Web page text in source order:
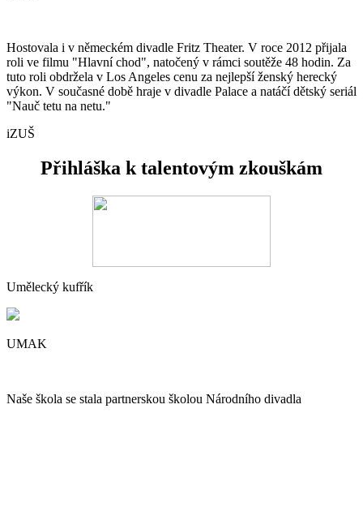
Hostovala i v německém divadle Fritz Theater. V roce 2012 přijala
roli ve filmu "Hlavní chod", natočený v rámci soutěže 48 hodin. Za
tuto roli obdržela v Los Angeles cenu za nejlepší ženský herecký
výkon. V současné době hraje v divadle Palace a natáčí dětský seriál
"Nauč tetu na netu."
iZUŠ
Přihláška k talentovým zkouškám
Umělecký kufřík
UMAK
Naše škola se stala partnerskou školou Národního divadla